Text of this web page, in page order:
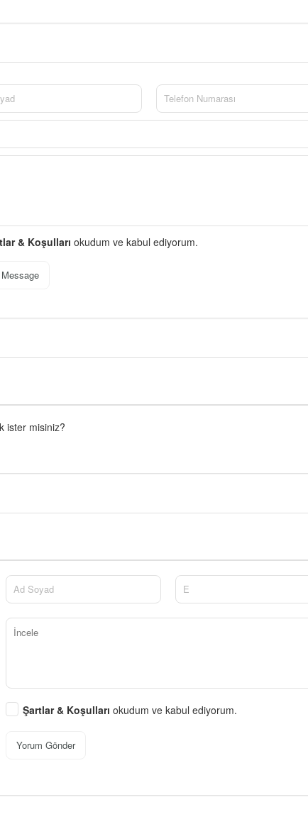
& Koşulları okudum ve kabul ediyorum.
ister misiniz?
Şartlar & Koşullarıokudum ve kabul ediyorum.
Yorum Gönder